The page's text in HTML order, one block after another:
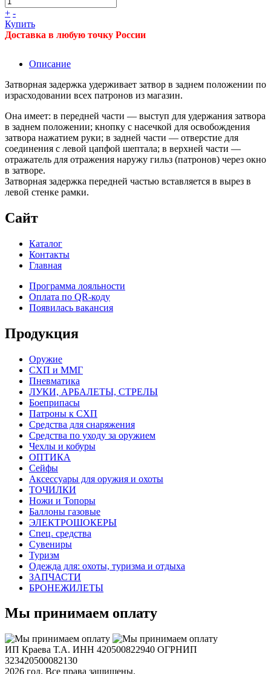
+ -
Купить
Доставка в любую точку России
Описание
Затворная задержка удерживает затвор в заднем положении по
израсходовании всех патронов из магазин.
Она имеет: в передней части — выступ для удержания затвора
в заднем положении; кнопку с насечкой для освобождения
затвора нажатием руки; в задней части — отверстие для
соединения с левой цапфой шептала; в верхней части —
отражатель для отражения наружу гильз (патронов) через окно
в затворе.
Затворная задержка передней частью вставляется в вырез в
левой стенке рамки.
Сайт
Каталог
Контакты
Главная
Программа лояльности
Оплата по QR-коду
Появилась вакансия
Продукция
Оружие
СХП и ММГ
Пневматика
ЛУКИ, АРБАЛЕТЫ, СТРЕЛЫ
Боеприпасы
Патроны к СХП
Средства для снаряжения
Средства по уходу за оружием
Чехлы и кобуры
ОПТИКА
Сейфы
Аксессуары для оружия и охоты
ТОЧИЛКИ
Ножи и Топоры
Баллоны газовые
ЭЛЕКТРОШОКЕРЫ
Спец. средства
Сувениры
Туризм
Одежда для: охоты, туризма и отдыха
ЗАПЧАСТИ
БРОНЕЖИЛЕТЫ
Мы принимаем оплату
ИП Краева Т.А. ИНН 420500822940 ОГРНИП
323420500082130
2026 год. Все права защищены.